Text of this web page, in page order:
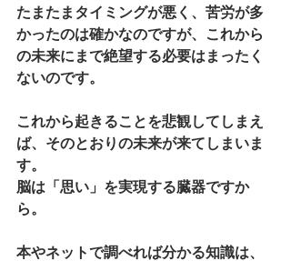
たまたまタイミングが悪く、苦労が多
かったのは確かなのですが、これから
の未来にまで絶望する必要はまったく
ないのです。
これから起きることを悲観してしまえ
ば、そのとおりの未来が来てしまいま
す。
脳は「思い」を実現する臓器ですか
ら。
本やネットで調べれば分かる知識は、